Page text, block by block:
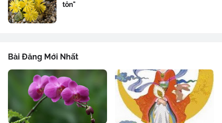
tôn"
Bài Đăng Mới Nhất